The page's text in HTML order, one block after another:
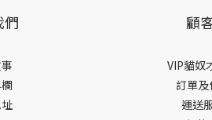
們 顧
VIP貓奴
訂單及
運送